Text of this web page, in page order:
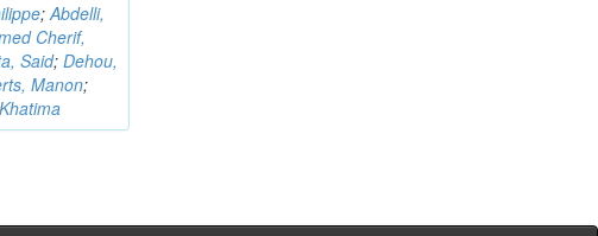
;Abdelli,
Cherif,
Said;Dehou,
Manon;